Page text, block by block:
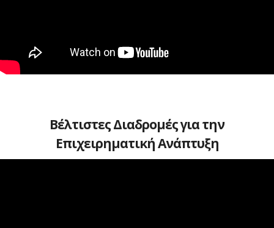
Βέλτιστες Διαδρομές για την
Επιχειρηματική Ανάπτυξη